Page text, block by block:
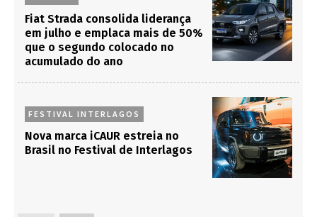
Fiat Strada consolida liderança
em julho e emplaca mais de 50%
que o segundo colocado no
acumulado do ano
FESTIVAL INTERLAGOS
Nova marca iCAUR estreia no
Brasil no Festival de Interlagos